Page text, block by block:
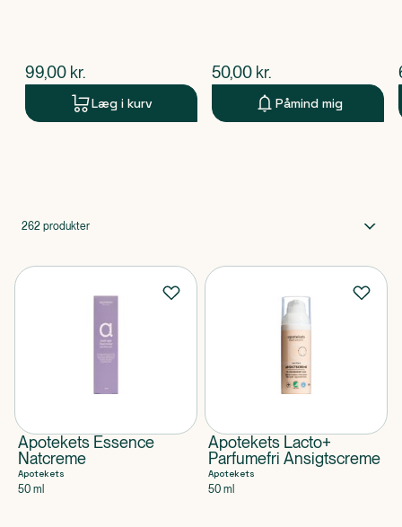
$nuværende pris
99,00 kr.
Læg i kurv
$nuværende pris
50,00 kr.
Påmind mig
262 produkter
Apotekets Essence
Natcreme
Apotekets
50 ml
Apotekets Lacto+
Parfumefri Ansigtscreme
Apotekets
50 ml